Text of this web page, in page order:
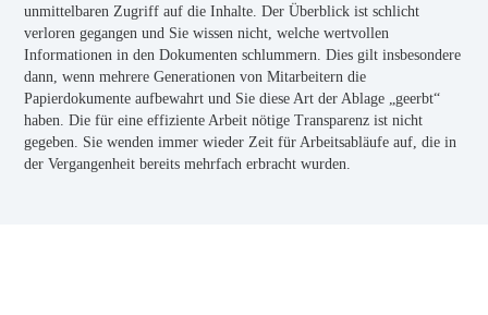
unmittelbaren Zugriff auf die Inhalte. Der Überblick ist schlicht
verloren gegangen und Sie wissen nicht, welche wertvollen
Informationen in den Dokumenten schlummern. Dies gilt insbesondere
dann, wenn mehrere Generationen von Mitarbeitern die
Papierdokumente aufbewahrt und Sie diese Art der Ablage „geerbt“
haben. Die für eine effiziente Arbeit nötige Transparenz ist nicht
gegeben. Sie wenden immer wieder Zeit für Arbeitsabläufe auf, die in
der Vergangenheit bereits mehrfach erbracht wurden.